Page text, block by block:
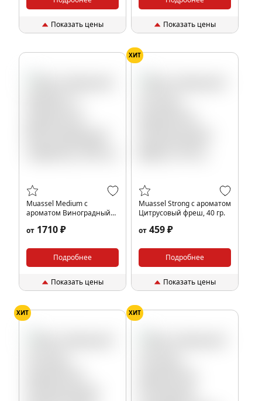
Показать цены Показать цены
Muassel Medium с
ароматом Виноградный
от 1710 ₽
Подробнее
Показать цены
ХИТ
Muassel Strong с ароматом
Цитрусовый фреш, 40 гр.
от 459 ₽
Подробнее
Показать цены
ХИТ ХИТ